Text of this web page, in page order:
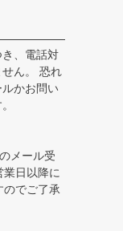
、電話対
ん。 恐れ
かお問い
メール受
業日以降に
のでご了承